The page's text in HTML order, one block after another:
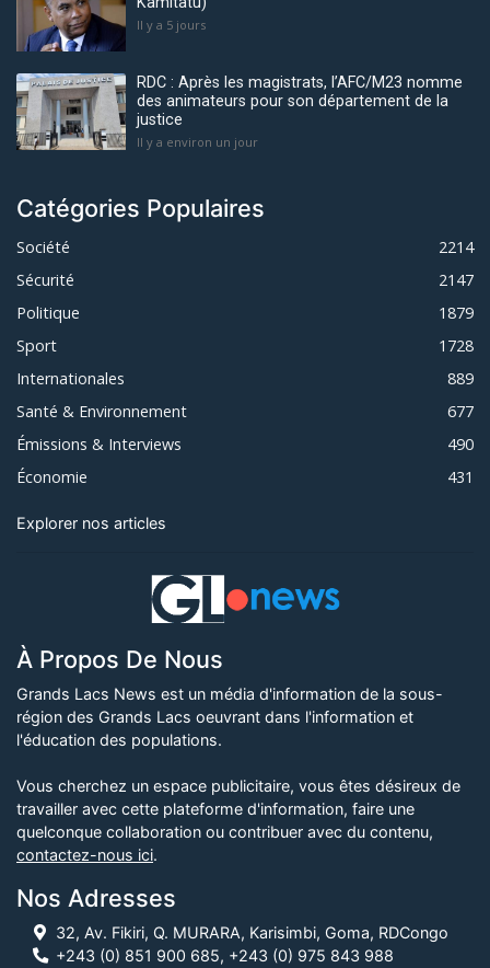
Il y a 5 jours
RDC : Après les magistrats, l’AFC/M23 nomme
des animateurs pour son département de la
justice
Il y a environ un jour
Catégories Populaires
Société
2214
Sécurité
2147
Politique
1879
Sport
1728
Internationales
889
Santé & Environnement
677
Émissions & Interviews
490
Économie
431
Explorer nos articles
À Propos De Nous
Grands Lacs News est un média d'information de la sous-
région des Grands Lacs oeuvrant dans l'information et
l'éducation des populations.
Vous cherchez un espace publicitaire, vous êtes désireux de
travailler avec cette plateforme d'information, faire une
quelconque collaboration ou contribuer avec du contenu,
contactez-nous ici.
Nos Adresses
32, Av. Fikiri, Q. MURARA, Karisimbi, Goma, RDCongo
+243 (0) 851 900 685, +243 (0) 975 843 988